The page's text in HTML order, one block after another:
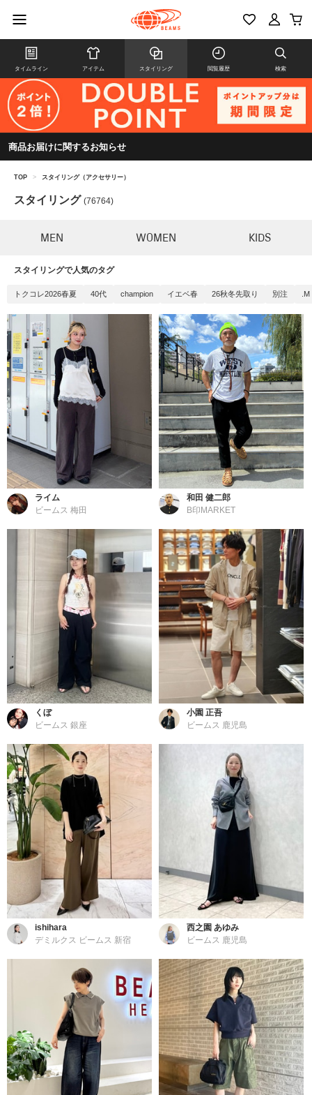
タイムライン アイテム スタイリング 閲覧履歴 検索
商品お届けに関するお知らせ
TOP > スタイリング（アクセサリー）
スタイリング (76764)
MEN WOMEN KIDS
スタイリングで人気のタグ
トクコレ2026春夏 40代 champion イエベ春 26秋冬先取り 別注
ライム
ビームス 梅田
和田 健二郎
B印MARKET
くぼ
ビームス 銀座
小園 正吾
ビームス 鹿児島
ishihara
デミルクス ビームス 新宿
西之園 あゆみ
ビームス 鹿児島